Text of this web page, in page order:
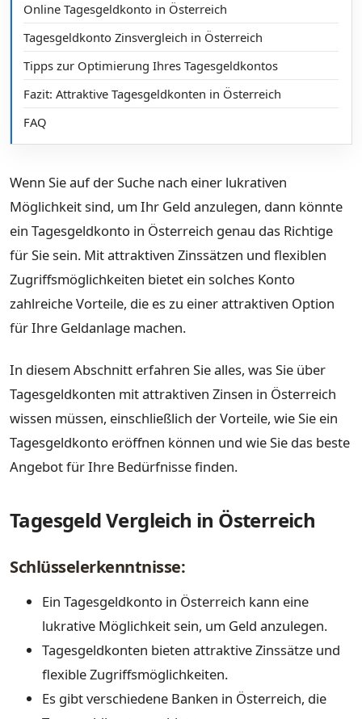
Online Tagesgeldkonto in Österreich
Tagesgeldkonto Zinsvergleich in Österreich
Tipps zur Optimierung Ihres Tagesgeldkontos
Fazit: Attraktive Tagesgeldkonten in Österreich
FAQ
Wenn Sie auf der Suche nach einer lukrativen
Möglichkeit sind, um Ihr Geld anzulegen, dann könnte
ein Tagesgeldkonto in Österreich genau das Richtige
für Sie sein. Mit attraktiven Zinssätzen und flexiblen
Zugriffsmöglichkeiten bietet ein solches Konto
zahlreiche Vorteile, die es zu einer attraktiven Option
für Ihre Geldanlage machen.
In diesem Abschnitt erfahren Sie alles, was Sie über
Tagesgeldkonten mit attraktiven Zinsen in Österreich
wissen müssen, einschließlich der Vorteile, wie Sie ein
Tagesgeldkonto eröffnen können und wie Sie das beste
Angebot für Ihre Bedürfnisse finden.
Tagesgeld Vergleich in Österreich
Schlüsselerkenntnisse:
Ein Tagesgeldkonto in Österreich kann eine
lukrative Möglichkeit sein, um Geld anzulegen.
Tagesgeldkonten bieten attraktive Zinssätze und
flexible Zugriffsmöglichkeiten.
Es gibt verschiedene Banken in Österreich, die